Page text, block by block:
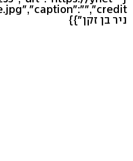
ניר בן זקן"}}